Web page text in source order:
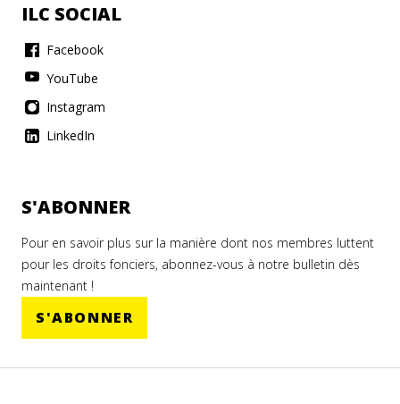
ILC SOCIAL
Facebook
YouTube
Instagram
LinkedIn
S'ABONNER
Pour en savoir plus sur la manière dont nos membres luttent
pour les droits fonciers, abonnez-vous à notre bulletin dès
maintenant !
S'ABONNER